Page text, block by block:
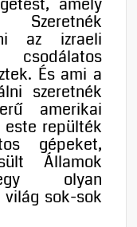
az izraeli
És ami a
szeretnék
amerikai
este repülték
gépeket,
Államok
olyan
sok-sok